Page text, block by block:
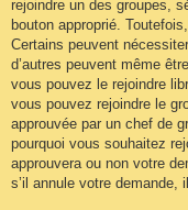
rejoindre un des groupes,
bouton approprié.
Certains peuvent
d’autres peuvent même
vous pouvez le rejoindre
vous pouvez rejoindre le
approuvée par un chef de
pourquoi vous souhaitez
approuvera ou non votre
s’il annule votre demande,